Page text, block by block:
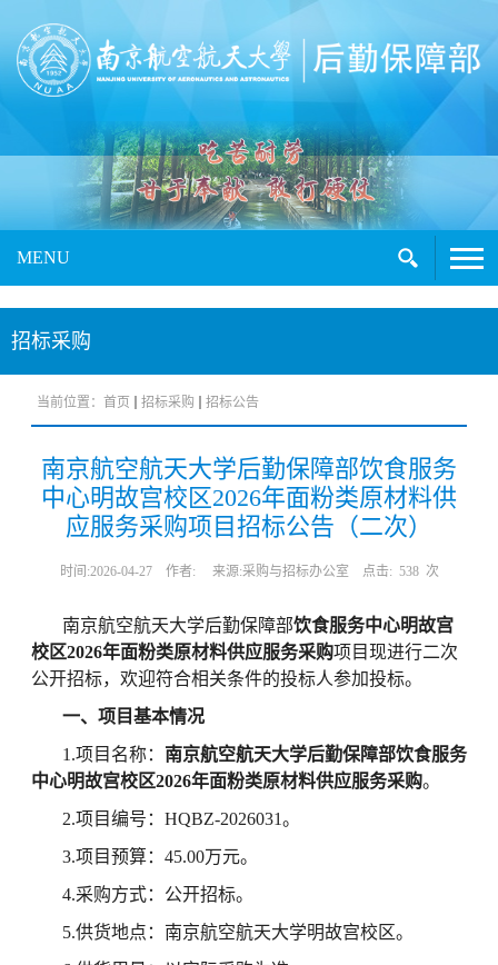
MENU
招标采购
当前位置： 首页 招标采购 招标公告
南京航空航天大学后勤保障部饮食服务
中心明故宫校区2026年面粉类原材料供
应服务采购项目招标公告（二次）
时间:2026-04-27 作者: 来源:采购与招标办公室 点击: 538 次
南京航空航天大学后勤保障部饮食服务中心明故宫
校区2026年面粉类原材料供应服务采购项目现进行二次
公开招标，欢迎符合相关条件的投标人参加投标。
一、项目基本情况
1.项目名称： 南京航空航天大学后勤保障部饮食服务
中心明故宫校区2026年面粉类原材料供应服务采购。
2.项目编号：HQBZ-2026031。
3.项目预算： 45.00万元。
4.采购方式：公开招标。
5.供货地点：南京航空航天大学明故宫校区。